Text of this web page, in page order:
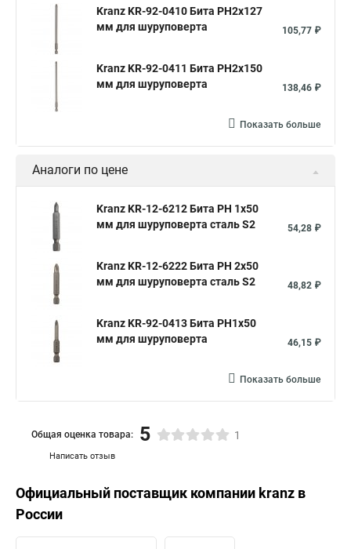
Kranz KR-92-0410 Бита PH2х127
мм для шуруповерта
105,77 ₽
Kranz KR-92-0411 Бита PH2х150
мм для шуруповерта
138,46 ₽
Показать больше
Аналоги по цене
Kranz KR-12-6212 Бита PH 1x50
мм для шуруповерта сталь S2
54,28 ₽
Kranz KR-12-6222 Бита PH 2x50
мм для шуруповерта сталь S2
48,82 ₽
Kranz KR-92-0413 Бита PH1х50
мм для шуруповерта
46,15 ₽
Показать больше
Написать отзыв
Общая оценка товара: 5 1
Официальный поставщик компании kranz в
России